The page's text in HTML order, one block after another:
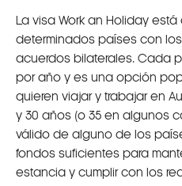
La visa Work an Holiday
determinados países con
acuerdos bilaterales. Cada
por año y es una opción
quieren viajar y trabajar en
y 30 años (o 35 en algunos
válido de alguno de los
fondos suficientes para
estancia y cumplir con los